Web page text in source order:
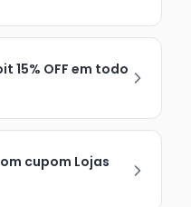
15% OFF em todo
cupom Lojas